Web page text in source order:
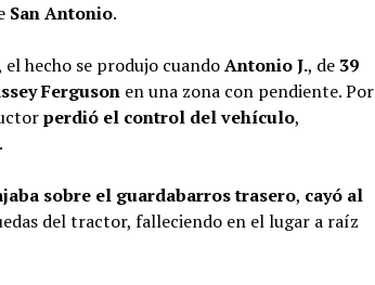
San Antonio.
el hecho se produjo cuandoAntonio J., de 39
Ferguson en una zona con pendiente. Por
perdió el control del vehículo,
.
sobre el guardabarros trasero, cayó al
del tractor, falleciendo en el lugar a raíz